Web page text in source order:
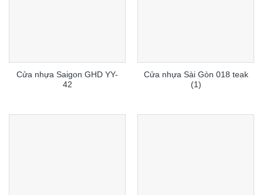
Cửa nhựa Saigon GHD YY-
42
Cửa nhựa Sài Gòn 018 teak
(1)